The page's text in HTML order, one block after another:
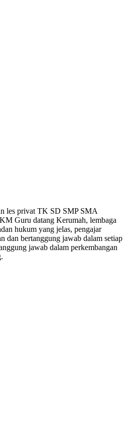
les privat TK SD SMP SMA
Guru datang Kerumah, lembaga
hukum yang jelas, pengajar
dan bertanggung jawab dalam setiap
jawab dalam perkembangan